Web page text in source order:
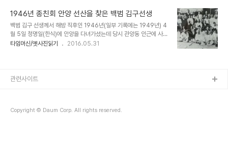
리를 높여서 “나의 소원은 우리나라 대한의 완전한 자주 독립(自主獨
立)이오.” 하고 대답할 것이다. 백범 김구 선생은 1940년 중국 중경
에서 대한민국 임시정부의 주석에 선출돼 사실상 초대 대통령이나 다
름없는 인물로 우리나라의 독립과 민족의 자주를 위해 한 평생을 바치
신 분으로 1945년 해방이 되면서 귀국한 후 1949년 4월 5일 청명
1946년 종친회 안양 선산을 찾은 백범 김구선생
백범 김구 선생께서 해방 직후인 1946년(일부 기록에는 1949년) 4
월 5일 청명일(한식)에 안양을 다녀가셨는데 당시 관양동 인근에 사는
주민들이 몰려와 인산인해를 이루었다는 얘기를 몇년전 들었습니다.
기록되어 있다고 하는데 종친회 일부 기록에는 1946년이라고 되어
모여 절사(節祀)를 올리고..
타임머신/옛사진읽기 2016.05.31
Copyright © Daum Corp. All rights reserved.
관련사이트